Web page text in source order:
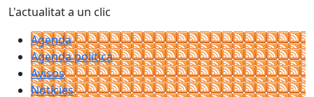
L'actualitat a un clic
Agenda
Agenda política
Avisos
Notícies